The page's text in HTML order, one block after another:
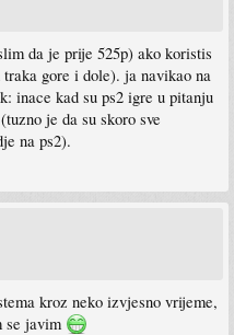
da je prije 525p) ako koristis
gore i dole). ja navikao na
inace kad su ps2 igre u pitanju
je da su skoro sve
na ps2).
kroz neko izvjesno vrijeme,
se javim